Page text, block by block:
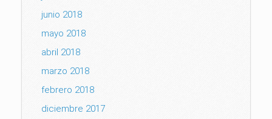
junio 2018
mayo 2018
abril 2018
marzo 2018
febrero 2018
diciembre 2017